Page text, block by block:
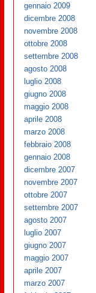
gennaio 2009
dicembre 2008
novembre 2008
ottobre 2008
settembre 2008
agosto 2008
luglio 2008
giugno 2008
maggio 2008
aprile 2008
marzo 2008
febbraio 2008
gennaio 2008
dicembre 2007
novembre 2007
ottobre 2007
settembre 2007
agosto 2007
luglio 2007
giugno 2007
maggio 2007
aprile 2007
marzo 2007